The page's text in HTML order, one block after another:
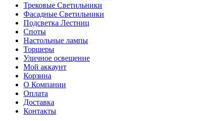
Трековые Светильники
Фасадные Светильники
Подсветка Лестниц
Споты
Настольные лампы
Торшеры
Уличное освещение
Мой аккаунт
Корзина
О Компании
Оплата
Доставка
Контакты